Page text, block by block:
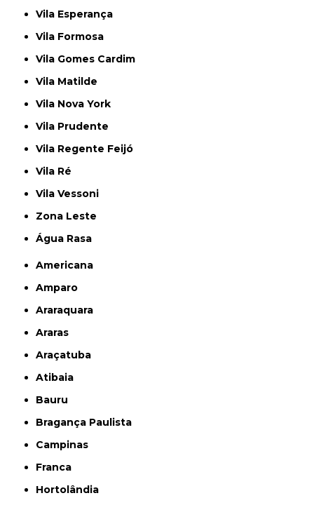
Vila Esperança
Vila Formosa
Vila Gomes Cardim
Vila Matilde
Vila Nova York
Vila Prudente
Vila Regente Feijó
Vila Ré
Vila Vessoni
Zona Leste
Água Rasa
Americana
Amparo
Araraquara
Araras
Araçatuba
Atibaia
Bauru
Bragança Paulista
Campinas
Franca
Hortolândia